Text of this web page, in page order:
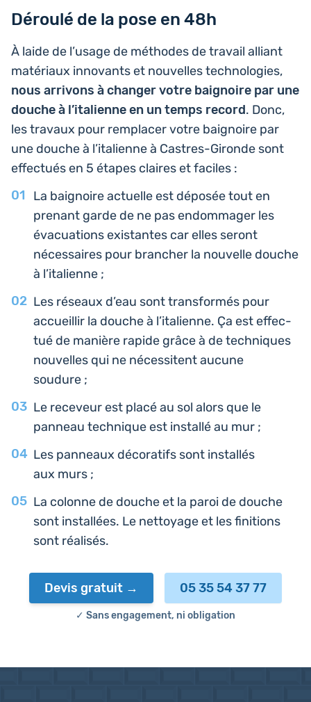
Déroulé de la pose en 48h
À laide de l’usage de méthodes de travail alliant
maté­riaux inno­vants et nou­velles tech­no­lo­gies,
nous arri­vons à changer votre bai­gnoire par une
douche à l’i­ta­lienne en un temps record. Donc,
les travaux pour rem­pla­cer votre bai­gnoire par
une douche à l’i­ta­lienne à Castres-Gironde sont
effec­tués en 5 étapes claires et faciles :
La bai­gnoire actuelle est déposée tout en
prenant garde de ne pas endom­ma­ger les
éva­cua­tions exis­tantes car elles seront
néces­saires pour bran­cher la nou­velle douche
à l’italienne ;
Les réseaux d’eau sont trans­for­més pour
accueillir la douche à l’i­ta­lienne. Ça est effec­
tué de manière rapide grâce à de tech­niques
nou­velles qui ne néces­sitent aucune
soudure ;
Le rece­veur est placé au sol alors que le
panneau tech­nique est ins­tal­lé au mur ;
Les pan­neaux déco­ra­tifs sont ins­tal­lés
aux murs ;
La colonne de douche et la paroi de douche
sont ins­tal­lées. Le net­toyage et les fini­tions
sont réalisés.
Devis gratuit 05 35 54 37 77
✓ Sans engagement, ni obligation